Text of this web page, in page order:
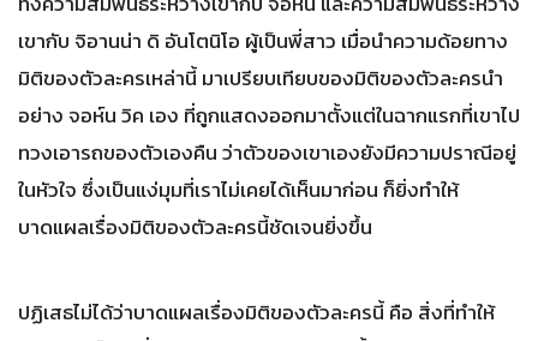
เขากับ จิอานน่า ดิ อันโตนิโอ ผู้เป็นพี่สาว เมื่อนำความด้อยทาง
มิติของตัวละครเหล่านี้ มาเปรียบเทียบของมิติของตัวละครนำ
อย่าง จอห์น วิค เอง ที่ถูกแสดงออกมาตั้งแต่ในฉากแรกที่เขาไป
ทวงเอารถของตัวเองคืน ว่าตัวของเขาเองยังมีความปราณีอยู่
ในหัวใจ ซึ่งเป็นแง่มุมที่เราไม่เคยได้เห็นมาก่อน ก็ยิ่งทำให้
บาดแผลเรื่องมิติของตัวละครนี้ชัดเจนยิ่งขึ้น
ปฏิเสธไม่ได้ว่าบาดแผลเรื่องมิติของตัวละครนี้ คือ สิ่งที่ทำให้